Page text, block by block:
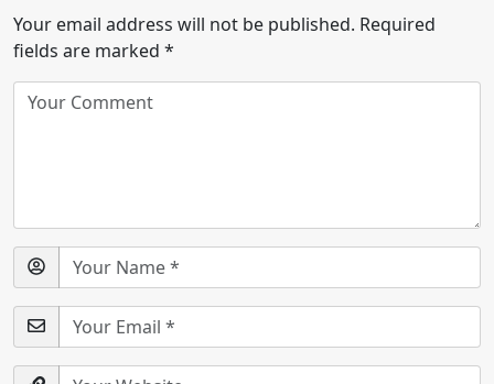
Your email address will not be published. Required
fields are marked *